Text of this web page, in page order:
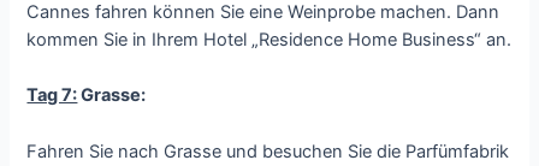
Cannes fahren können Sie eine Weinprobe machen. Dann
kommen Sie in Ihrem Hotel „Residence Home Business“ an.
Tag 7:Grasse:
Fahren Sie nach Grasse und besuchen Sie die Parfümfabrik